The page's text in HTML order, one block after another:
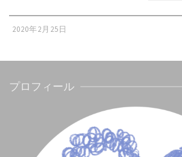
2020年2月25日
プロフィール